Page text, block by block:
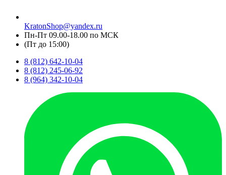
KratonShop@yandex.ru
Пн-Пт 09.00-18.00 по МСК
(Пт до 15:00)
8 (812) 642-10-04
8 (812) 245-06-92
8 (964) 342-10-04